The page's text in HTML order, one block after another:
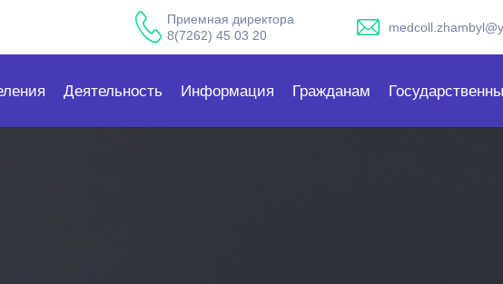
Приемная директора
8(7262) 45 03 20
Деятельность Информация Гражданам